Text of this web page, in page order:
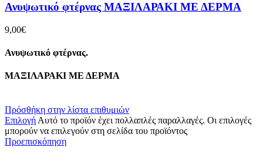
Ανυψωτικό φτέρνας ΜΑΞΙΛΑΡΑΚΙ ΜΕ ΔΕΡΜΑ
9,00€
Ανυψωτικό φτέρνας.
ΜΑΞΙΛΑΡΑΚΙ ΜΕ ΔΕΡΜΑ
Πρόσθήκη στην λίστα επιθυμιών
Επιλογή Αυτό το προϊόν έχει πολλαπλές παραλλαγές. Οι επιλογές
μπορούν να επιλεγούν στη σελίδα του προϊόντος
Προεπισκόπηση